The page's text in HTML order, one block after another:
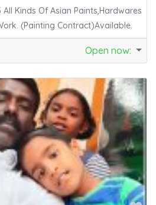
All Kinds Of Asian Paints,Hardwares
(Painting Contract)Available.
Open now: